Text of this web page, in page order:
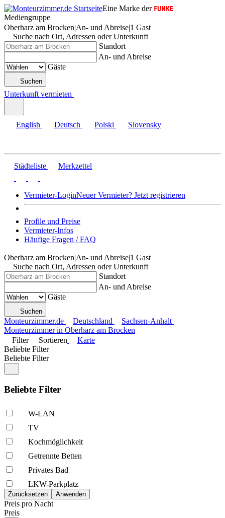
Eine Marke der
Mediengruppe
Oberharz am Brocken|An- und Abreise|1 Gast
Suche nach Ort, Adressen oder Unterkunft
Standort
An- und Abreise
Gäste
Suchen
Unterkunft vermieten
English Deutsch Polski Slovensky
Städteliste Merkzettel
Vermieter-LoginNeuer Vermieter? Jetzt registrieren
Profile und Preise
Vermieter-Infos
Häufige Fragen / FAQ
Oberharz am Brocken|An- und Abreise|1 Gast
Suche nach Ort, Adressen oder Unterkunft
Standort
An- und Abreise
Gäste
Suchen
Monteurzimmer.de Deutschland
Sachsen-Anhalt
Monteurzimmer in Oberharz am Brocken
Filter
Sortieren
Karte
Beliebte Filter
Beliebte Filter
Beliebte Filter
W-LAN
TV
Kochmöglich­keit
Getrennte Betten
Privates Bad
LKW-Parkplatz
Preis pro Nacht
Preis